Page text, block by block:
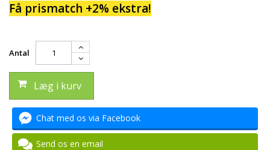
Få prismatch +2% ekstra!
Antal
Læg i kurv
Chat med os via Facebook
Send os en email